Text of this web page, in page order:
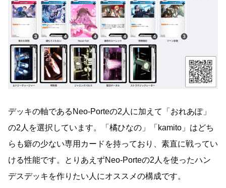
デッキの軸であるNeo-Porteの2人に加えて「おれあぽ」
の2人を選択しています。「橘ひなの」「kamito」はどち
らも癖の少ない専用カードを持っており、素直に戦ってい
ける性能です。とりあえずNeo-Porteの2人を使ったハン
デスデッキを作りたい人にオススメの構成です。